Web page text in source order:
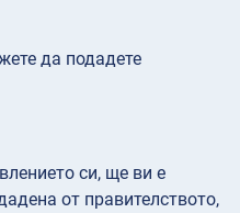
да подадете
си, ще ви е
от правителството,